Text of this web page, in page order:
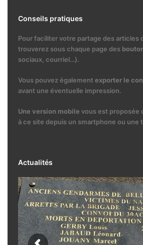
Conseils pratiques
Pour faciliter votre partage des articles
trouverez sous chaque page des
sociaux, courriel…).
Vous pouvez égalementexporter le
avant une éventuelle impression.
Une version mobile vous est proposée
à ce site depuis un smartphone ou une
Actualités